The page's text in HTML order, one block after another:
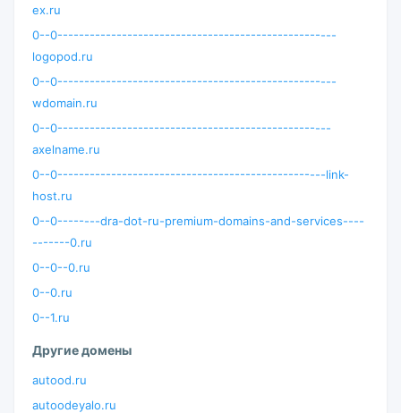
ex.ru
0--0----------------------------------------------------
logopod.ru
0--0----------------------------------------------------
wdomain.ru
0--0---------------------------------------------------
axelname.ru
0--0--------------------------------------------------link-
host.ru
0--0--------dra-dot-ru-premium-domains-and-services----
-------0.ru
0--0--0.ru
0--0.ru
0--1.ru
Другие домены
autood.ru
autoodeyalo.ru